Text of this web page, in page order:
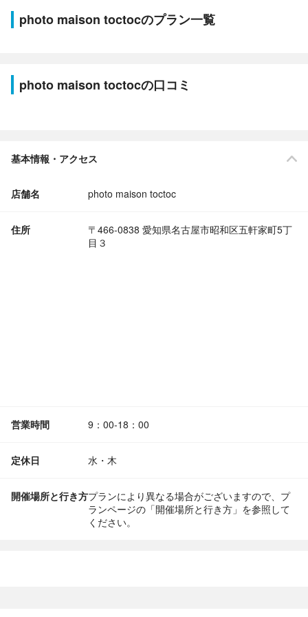
photo maison toctocのプラン一覧
photo maison toctocの口コミ
基本情報・アクセス
店舗名 photo maison toctoc
住所
〒466-0838 愛知県名古屋市昭和区五軒家町5丁
目３
営業時間 9：00-18：00
定休日 水・木
開催場所と行き方プランにより異なる場合がございますので、プ
ランページの「開催場所と行き方」を参照して
ください。